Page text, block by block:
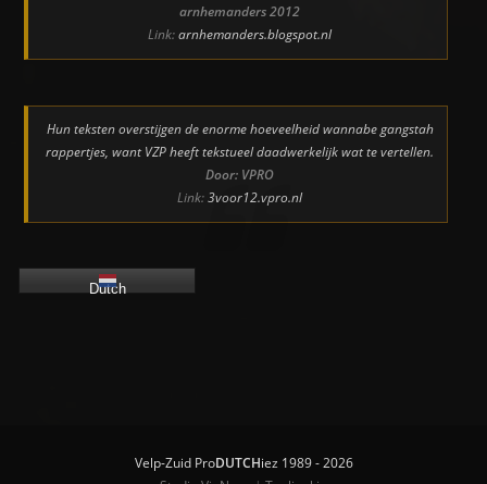
arnhemanders 2012
Link:arnhemanders.blogspot.nl
Hun teksten overstijgen de enorme hoeveelheid wannabe gangstah
rappertjes, want VZP heeft tekstueel daadwerkelijk wat te vertellen.
Door: VPRO
Link:3voor12.vpro.nl
Dutch
Velp-Zuid ProDUTCHiez 1989 - 2026